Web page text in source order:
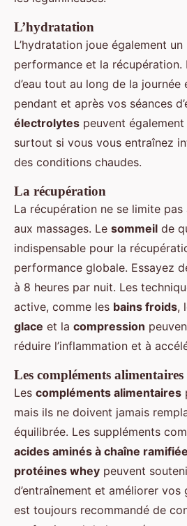
L’hydratation
L’hydratation joue également
performance et la récupération.
d’eau tout au long de la
pendant et après vos séances
électrolytes peuvent
surtout si vous vous entraînez
des conditions chaudes.
La récupération
La récupération ne se limite
aux massages. Le sommeil de
indispensable pour la
performance globale. Essayez
à 8 heures par nuit. Les
active, comme les bains froids,
glace et la compression
réduire l’inflammation et à
Les compléments alimentaires
Les compléments alimentaires
mais ils ne doivent jamais
équilibrée. Les suppléments
acides aminés à chaîne
protéines whey peuvent
d’entraînement et améliorer vos
est toujours recommandé de